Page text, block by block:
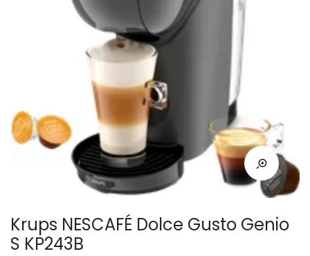
Krups NESCAFÉ Dolce Gusto Genio
S KP243B